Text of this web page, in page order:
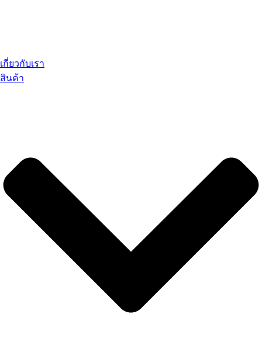
เกี่ยวกับเรา
สินค้า